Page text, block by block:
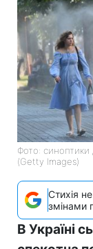
Фото: синоптики
(Getty Images)
Стихія
змінами
В Україні